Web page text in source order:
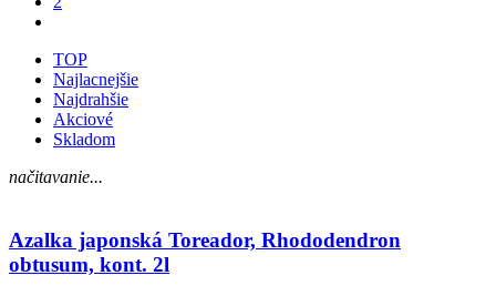
TOP
Najlacnejšie
Najdrahšie
Akciové
Skladom
načitavanie...
Azalka japonská Toreador, Rhododendron
obtusum, kont. 2l